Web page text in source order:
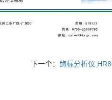
下一个：酶标分析仪